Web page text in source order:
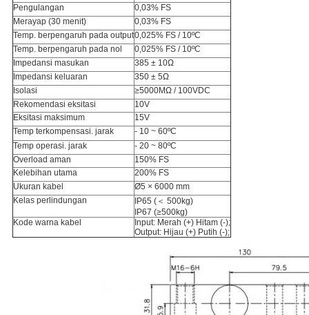
Pengulangan
0,03% FS
Merayap (30 menit)
0,03% FS
Temp. berpengaruh pada output0,025% FS / 10ºC
Temp. berpengaruh pada nol
0,025% FS / 10ºC
Impedansi masukan
385 ± 10Ω
Impedansi keluaran
350 ± 5Ω
Isolasi
≥5000MΩ / 100VDC
Rekomendasi eksitasi
10V
Eksitasi maksimum
15V
Temp terkompensasi. jarak
- 10 ~ 60ºC
Temp operasi. jarak
- 20 ~ 80ºC
Overload aman
150% FS
Kelebihan utama
200% FS
Ukuran kabel
Ø5 × 6000 mm
Kelas perlindungan
IP65 (＜ 500kg)
IP67 (≥500kg)
Kode warna kabel
Input: Merah (+) Hitam (-);
Output: Hijau (+) Putih (-);